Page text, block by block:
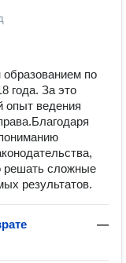
по
года. За это
опыт ведения
решать сложные
результатов.
—